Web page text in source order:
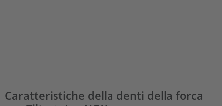
Caratteristiche della denti della forca